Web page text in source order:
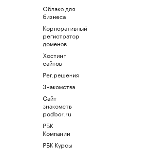
Облако для
бизнеса
Корпоративный
регистратор
доменов
Хостинг
сайтов
Рег.решения
Знакомства
Сайт
знакомств
podbor.ru
РБК
Компании
РБК Курсы